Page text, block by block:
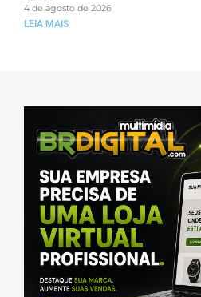
4 de agosto de 2026
LEIA MAIS